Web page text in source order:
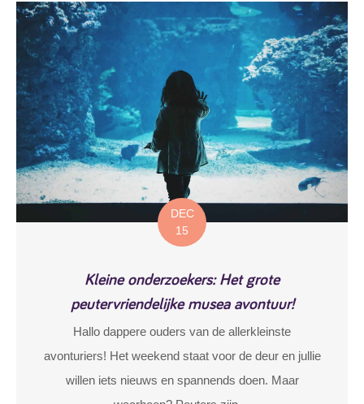
DEC
15
Kleine onderzoekers: Het grote
peutervriendelijke musea avontuur!
Hallo dappere ouders van de allerkleinste
avonturiers! Het weekend staat voor de deur en jullie
willen iets nieuws en spannends doen. Maar